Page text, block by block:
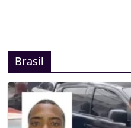
Brasil